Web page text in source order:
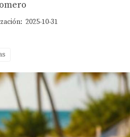
2025-10-31